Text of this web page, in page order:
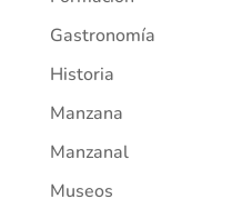
Gastronomía
Historia
Manzana
Manzanal
Museos